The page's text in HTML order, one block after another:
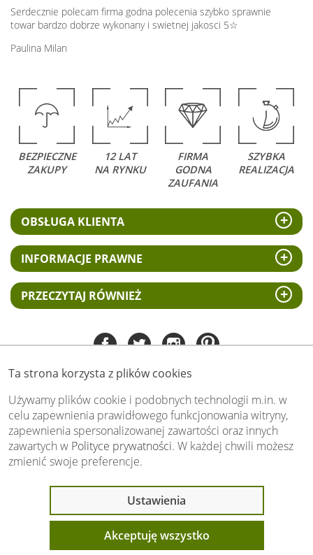
Ta strona korzysta z plików cookies
Używamy plików cookie i podobnych technologii m.in. w
celu zapewnienia prawidłowego funkcjonowania witryny,
zapewnienia spersonalizowanej zawartości oraz innych
zawartych w Polityce prywatności. W każdej chwili możesz
zmienić swoje preferencje.
Ustawienia
Akceptuję wszystko
Serdecznie polecam firma godna polecenia szybko sprawnie
towar bardzo dobrze wykonany i swietnej jakosci 5☆
Paulina Milan
BEZPIECZNE
ZAKUPY
12 LAT
NA RYNKU
FIRMA
GODNA
ZAUFANIA
SZYBKA
REALIZACJA
OBSŁUGA KLIENTA
INFORMACJE PRAWNE
PRZECZYTAJ RÓWNIEŻ
Tel:535 505 106
(pn-pt 8.00 - 15.00)
biuro@swiat-obrazow.pl
Copyright by swiat-obrazow.pl 2026,
Wszelkie prawa zastrzeżone
Otrzymaliśmy4.89pkt. na5możliwych.
Oceń nas również Ty:
oglądało ten produkt